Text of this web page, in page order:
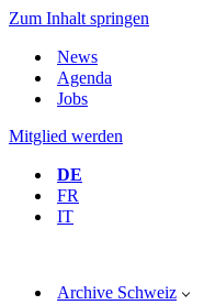
Zum Inhalt springen
News
Agenda
Jobs
Mitglied werden
DE
FR
IT
Archive Schweiz